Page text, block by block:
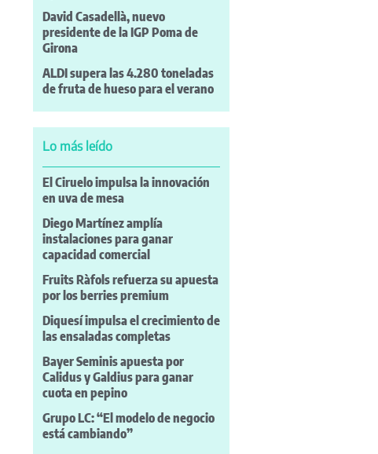
David Casadellà, nuevo
presidente de la IGP Poma de
Girona
ALDI supera las 4.280 toneladas
de fruta de hueso para el verano
Lo más leído
El Ciruelo impulsa la innovación
en uva de mesa
Diego Martínez amplía
instalaciones para ganar
capacidad comercial
Fruits Ràfols refuerza su apuesta
por los berries premium
Diquesí impulsa el crecimiento de
las ensaladas completas
Bayer Seminis apuesta por
Calidus y Galdius para ganar
cuota en pepino
Grupo LC: “El modelo de negocio
está cambiando”